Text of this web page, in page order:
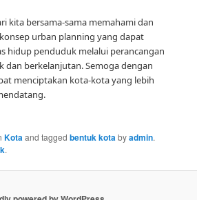
kita bersama-sama memahami dan
urban planning yang dapat
hidup penduduk melalui perancangan
dan berkelanjutan. Semoga dengan
menciptakan kota-kota yang lebih
Kotaand taggedbentuk kotabyadmin.
.